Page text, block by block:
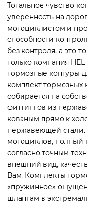
Тотальное чувство
уверенность на
мотоциклистом и
способности
без контроля, а это
только компания
тормозные контуры
комплект тормозных
собирается на
фиттингов из
кованым прямо к
нержавеющей
мотоциклов, полный
согласно точным
внешний вид,
Вам. Комплекты
«пружинное»
шлангам в